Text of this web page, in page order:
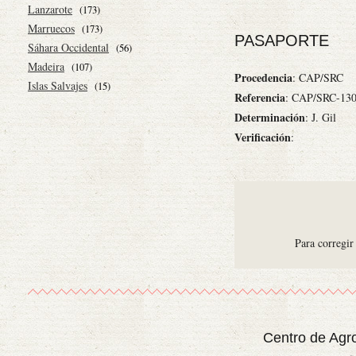
Lanzarote (173)
Marruecos (173)
Sáhara Occidental (56)
Madeira (107)
Islas Salvajes (15)
PASAPORTE
Procedencia: CAP/SRC
Referencia: CAP/SRC-
Determinación: J. Gil
Verificación:
Para
Centro de